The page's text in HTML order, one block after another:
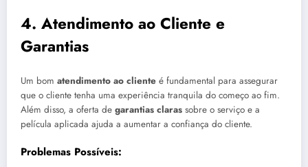
4. Atendimento ao Cliente e
Garantias
Um bom atendimento ao cliente é fundamental para assegurar
que o cliente tenha uma experiência tranquila do começo ao fim.
Além disso, a oferta de garantias claras sobre o serviço e a
película aplicada ajuda a aumentar a confiança do cliente.
Problemas Possíveis: